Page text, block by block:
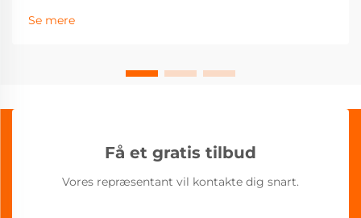
Se mere
Få et gratis tilbud
Vores repræsentant vil kontakte dig snart.